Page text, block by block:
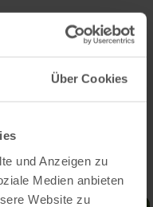
Über Cookies
und Anzeigen zu
Medien anbieten
Website zu